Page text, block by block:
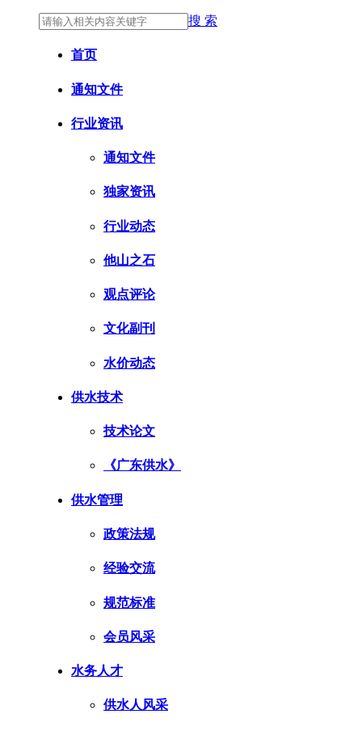
搜 索
首页
通知文件
行业资讯
通知文件
独家资讯
行业动态
他山之石
观点评论
文化副刊
水价动态
供水技术
技术论文
《广东供水》
供水管理
政策法规
经验交流
规范标准
会员风采
水务人才
供水人风采